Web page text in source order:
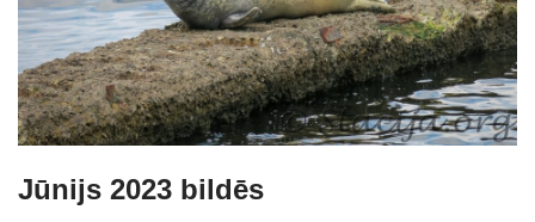
Jūnijs 2023 bildēs